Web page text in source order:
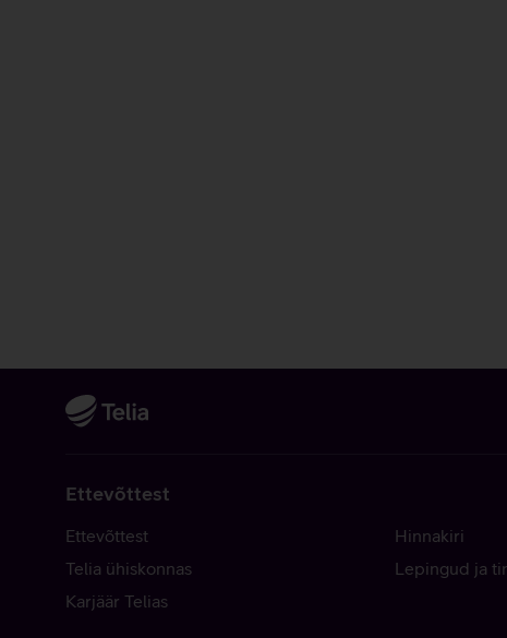
Ettevõttest
Ettevõttest
Telia ühiskonnas
Karjäär Telias
Hinnakiri
Lepingud ja